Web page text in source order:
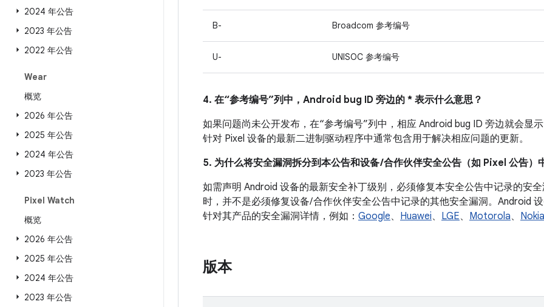
2024 年公告
2023 年公告
2022 年公告
Wear
概览
2026 年公告
2025 年公告
2024 年公告
2023 年公告
Pixel Watch
概览
2026 年公告
2025 年公告
2024 年公告
2023 年公告
B- Broadcom 参考编号
U- UNISOC 参考编号
4. 在“参考编号”列中，Android bug ID 旁边的 * 表示什么意思？
如果问题尚未公开发布，在“参考编号”列中，相应 Android bug ID 旁边就会显
针对 Pixel 设备的最新二进制驱动程序中通常包含用于解决相应问题的更新。
5. 为什么将安全漏洞拆分到本公告和设备 /合作伙伴安全公告（如 Pixel 公告）
如需声明 Android 设备的最新安全补丁级别，必须修复本安全公告中记录的安
时，并不是必须修复设备/ 合作伙伴安全公告中记录的其他安全漏洞。Android
针对其产品的安全漏洞详情，例如： Google、 Huawei、 LGE、 Motorola、 Nokia
版本